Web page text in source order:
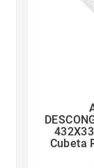
Cubeta